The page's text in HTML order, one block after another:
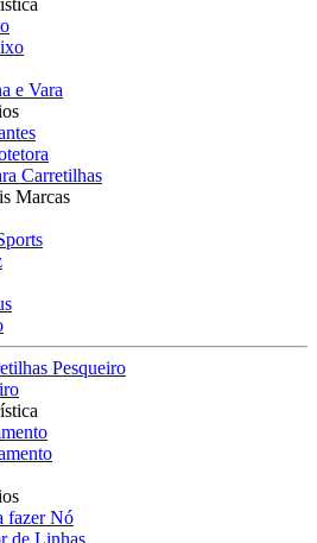
e Vara
Carretilhas
Marcas
Pesqueiro
fazer Nó
de Linhas